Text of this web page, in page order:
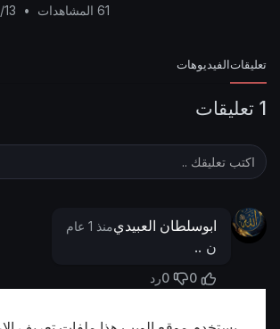
61 المشاهدات
•
تعليقات الفيديوهات
1 تعليقات
ابوسلطان العبيديمنذ 1 عام
ن ..
0
0رد